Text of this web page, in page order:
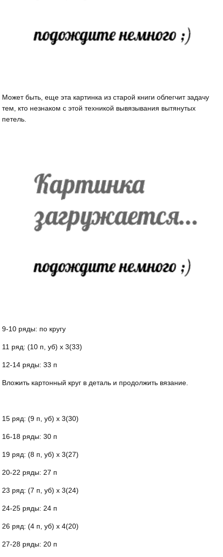
Может быть, еще эта картинка из старой книги облегчит задачу
тем, кто незнаком с этой техникой вывязывания вытянутых
петель.
9-10 ряды: по кругу
11 ряд: (10 п, уб) х 3(33)
12-14 ряды: 33 п
Вложить картонный круг в деталь и продолжить вязание.
15 ряд: (9 п, уб) х 3(30)
16-18 ряды: 30 п
19 ряд: (8 п, уб) х 3(27)
20-22 ряды: 27 п
23 ряд: (7 п, уб) х 3(24)
24-25 ряды: 24 п
26 ряд: (4 п, уб) х 4(20)
27-28 ряды: 20 п